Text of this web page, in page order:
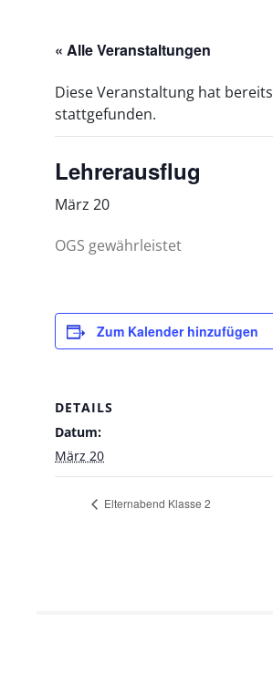
« Alle Veranstaltungen
Diese Veranstaltung hat bereits
stattgefunden.
Lehrerausflug
März 20
OGS gewährleistet
Zum Kalender hinzufügen
DETAILS
Datum:
März 20
Elternabend Klasse 2